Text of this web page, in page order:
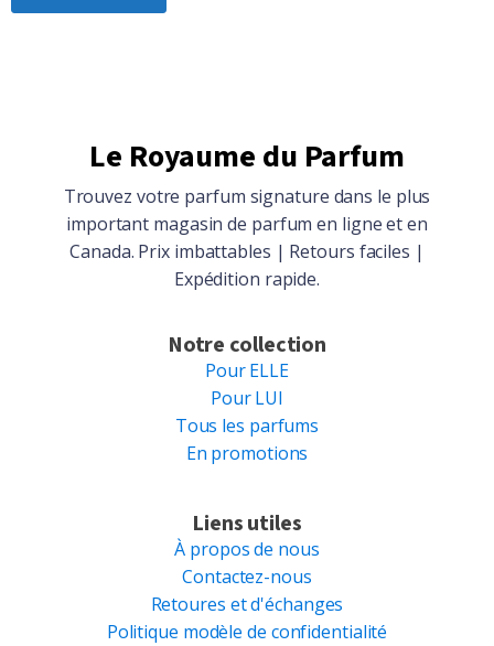
$99.51.$78.10.
Le Royaume du Parfum
Trouvez votre parfum signature dans le plus
important magasin de parfum en ligne et en
Canada. Prix imbattables | Retours faciles |
Expédition rapide.
Notre collection
Pour ELLE
Pour LUI
Tous les parfums
En promotions
Liens utiles
À propos de nous
Contactez-nous
Retoures et d'échanges
Politique modèle de confidentialité